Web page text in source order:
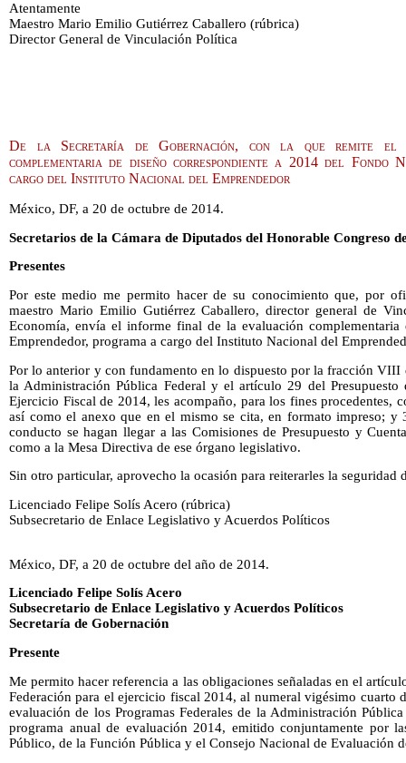
Atentamente
Maestro Mario Emilio Gutiérrez Caballero (rúbrica)
Director General de Vinculación Política
De la Secretaría de Gobernación, con la que remite
complementaria de diseño correspondiente a 2014 del Fondo
cargo del Instituto Nacional del Emprendedor
México, DF, a 20 de octubre de 2014.
Secretarios de la Cámara de Diputados del Honorable Congreso
Presentes
Por este medio me permito hacer de su conocimiento que, por
maestro Mario Emilio Gutiérrez Caballero, director general de
Economía, envía el informe final de la evaluación
Emprendedor, programa a cargo del Instituto Nacional del
Por lo anterior y con fundamento en lo dispuesto por la fracción
la Administración Pública Federal y el artículo 29 del Presupuesto
Ejercicio Fiscal de 2014, les acompaño, para los fines procedentes,
así como el anexo que en el mismo se cita, en formato impreso; y
conducto se hagan llegar a las Comisiones de Presupuesto y
como a la Mesa Directiva de ese órgano legislativo.
Sin otro particular, aprovecho la ocasión para reiterarles la
Licenciado Felipe Solís Acero (rúbrica)
Subsecretario de Enlace Legislativo y Acuerdos Políticos
México, DF, a 20 de octubre del año de 2014.
Licenciado Felipe Solís Acero
Subsecretario de Enlace Legislativo y Acuerdos Políticos
Secretaría de Gobernación
Presente
Me permito hacer referencia a las obligaciones señaladas en el
Federación para el ejercicio fiscal 2014, al numeral vigésimo cuarto
evaluación de los Programas Federales de la Administración
programa anual de evaluación 2014, emitido conjuntamente por
Público, de la Función Pública y el Consejo Nacional de Evaluación